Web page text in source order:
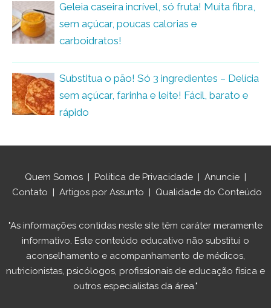
Geleia caseira incrível, só fruta! Muita fibra,
sem açúcar, poucas calorias e
carboidratos!
Substitua o pão! Só 3 ingredientes – Delícia
sem açúcar, farinha e leite! Fácil, barato e
rápido
Quem Somos | Política de Privacidade | Anuncie |
Contato | Artigos por Assunto | Qualidade do Conteúdo
"As informações contidas neste site têm caráter meramente
informativo. Este conteúdo educativo não substitui o
aconselhamento e acompanhamento de médicos,
nutricionistas, psicólogos, profissionais de educação física e
outros especialistas da área."